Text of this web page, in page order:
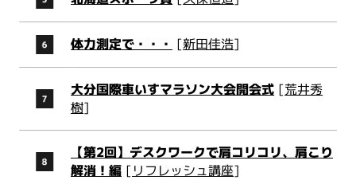
体力測定で・・・ [新田佳浩]
大分国際車いすマラソン大会開会式 [荒井秀
樹]
【第2回】デスクワークで肩コリコリ、肩こり
解消！編 [リフレッシュ講座]